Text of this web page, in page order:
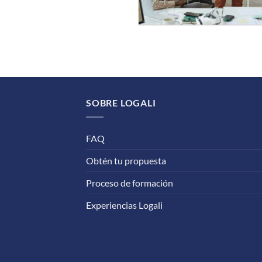
SOBRE LOGALI
FAQ
Obtén tu propuesta
Proceso de formación
Experiencias Logali